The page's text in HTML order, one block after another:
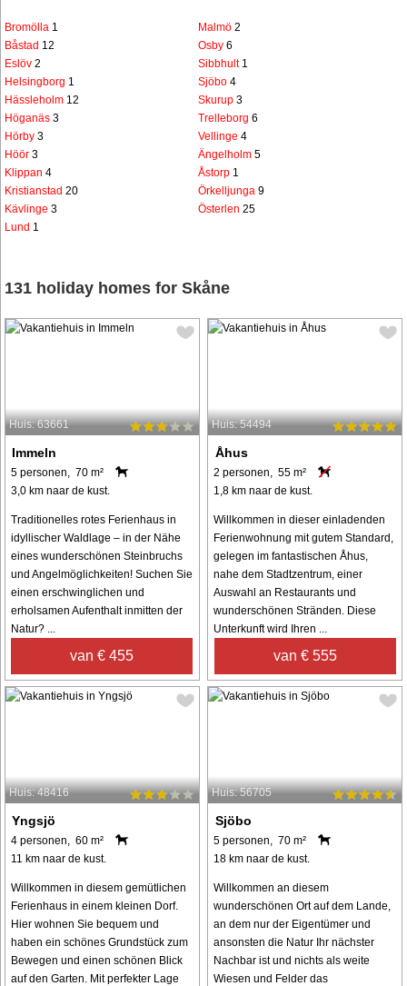
Bromölla 1
Båstad 12
Eslöv 2
Helsingborg 1
Hässleholm 12
Höganäs 3
Hörby 3
Höör 3
Klippan 4
Kristianstad 20
Kävlinge 3
Lund 1
Malmö 2
Osby 6
Sibbhult 1
Sjöbo 4
Skurup 3
Trelleborg 6
Vellinge 4
Ängelholm 5
Åstorp 1
Örkelljunga 9
Österlen 25
131 holiday homes for Skåne
Huis: 63661
Immeln
5 personen, 70 m²
3,0 km naar de kust.
Traditionelles rotes Ferienhaus in
idyllischer Waldlage – in der Nähe
eines wunderschönen Steinbruchs
und Angelmöglichkeiten! Suchen Sie
einen erschwinglichen und
erholsamen Aufenthalt inmitten der
Natur? ...
van € 455
Huis: 54494
Åhus
2 personen, 55 m²
1,8 km naar de kust.
Willkommen in dieser einladenden
Ferienwohnung mit gutem Standard,
gelegen im fantastischen Åhus,
nahe dem Stadtzentrum, einer
Auswahl an Restaurants und
wunderschönen Stränden. Diese
Unterkunft wird Ihren ...
van € 555
Huis: 48416
Yngsjö
4 personen, 60 m²
11 km naar de kust.
Willkommen in diesem gemütlichen
Ferienhaus in einem kleinen Dorf.
Hier wohnen Sie bequem und
haben ein schönes Grundstück zum
Bewegen und einen schönen Blick
auf den Garten. Mit perfekter Lage
Huis: 56705
Sjöbo
5 personen, 70 m²
18 km naar de kust.
Willkommen an diesem
wunderschönen Ort auf dem Lande,
an dem nur der Eigentümer und
ansonsten die Natur Ihr nächster
Nachbar ist und nichts als weite
Wiesen und Felder das